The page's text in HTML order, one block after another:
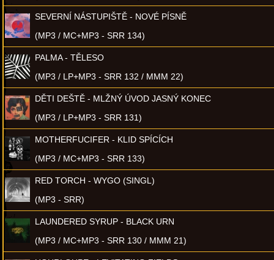
SEVERNÍ NÁSTUPIŠTĚ - NOVÉ PÍSNĚ
(MP3 / MC+MP3 - SRR 134)
PALMA - TĚLESO
(MP3 / LP+MP3 - SRR 132 / MMM 22)
DĚTI DEŠTĚ - MLŽNÝ ÚVOD JASNÝ KONEC
(MP3 / LP+MP3 - SRR 131)
MOTHERFUCIFER - KLID SPÍCÍCH
(MP3 / MC+MP3 - SRR 133)
RED TORCH - WYGO (SINGL)
(MP3 - SRR)
LAUNDERED SYRUP - BLACK URN
(MP3 / MC+MP3 - SRR 130 / MMM 21)